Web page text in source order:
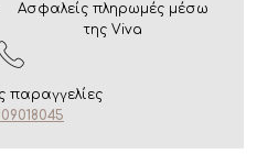
Ασφαλείς πληρωμές μέσω
της Viva
παραγγελίες